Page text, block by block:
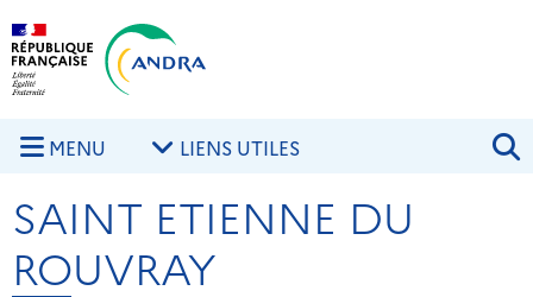
Aller au contenu principal
MENU LIENS UTILES
SAINT ETIENNE DU
ROUVRAY